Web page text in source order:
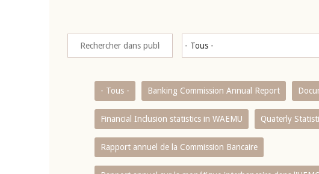
- Tous - Banking Commission Annual Report
Financial Inclusion statistics in WAEMU Quaterly
Rapport annuel de la Commission Bancaire